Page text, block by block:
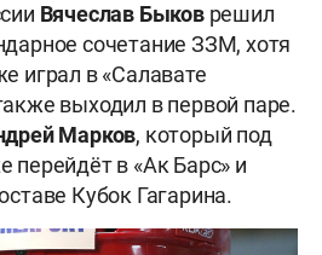
Вячеслав Быков решил
сочетание ЗЗМ, хотя
играл в «Салавате
выходил в первой паре.
Марков, который под
перейдёт в «Ак Барс» и
Кубок Гагарина.